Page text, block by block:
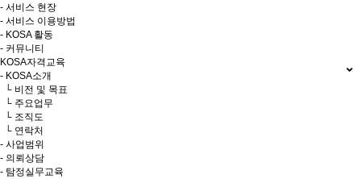
- 서비스 현장
- 서비스 이용방법
- KOSA 활동
- 커뮤니티
KOSA자격교육
- KOSA소개
└ 비전 및 목표
└ 주요업무
└ 조직도
└ 연락처
- 사업범위
- 의뢰상담
- 탐정실무교육